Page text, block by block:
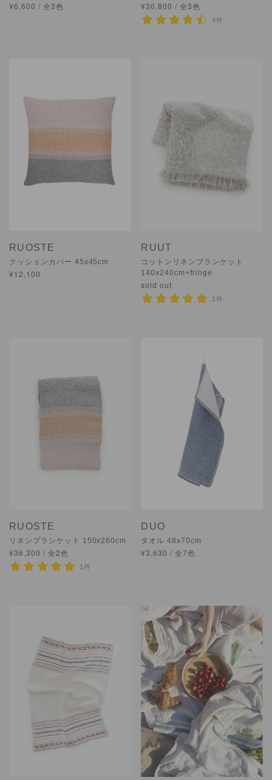
¥6,600 / 全3色 ¥30,800 / 全3色
4件
RUOSTE
クッションカバー 45x45cm
¥12,100
RUUT
コットンリネンブランケット
140x240cm+fringe
sold out
1件
RUOSTE
リネンブランケット 150x260cm
¥36,300 / 全2色
1件
DUO
タオル 48x70cm
¥3,630 / 全7色